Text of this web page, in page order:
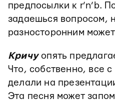
предпосылки к r’n’b.
задаешься вопросом,
разносторонним
Кричуопять
Что, собственно, все с
делали на
Эта песня может